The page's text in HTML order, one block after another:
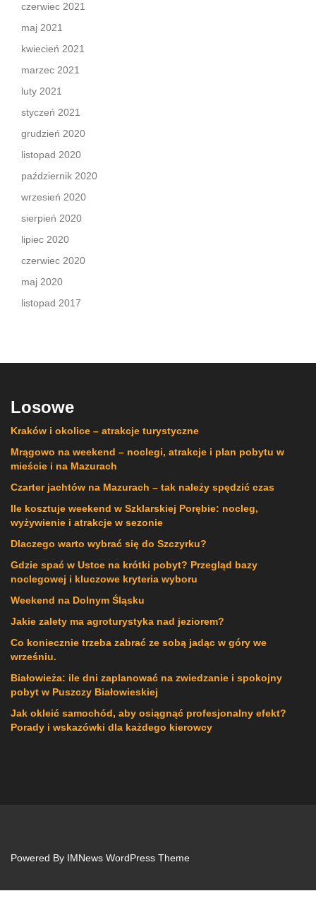
czerwiec 2021
maj 2021
kwiecień 2021
marzec 2021
luty 2021
styczeń 2021
grudzień 2020
listopad 2020
październik 2020
wrzesień 2020
sierpień 2020
lipiec 2020
czerwiec 2020
maj 2020
listopad 2017
Losowe
Kraków i okolice – atrakcje turystyczne
Mrągowo na weekend – noclegi, atrakcje i plan pobytu w
mieście i na Mazurach
Czarter jachtów na Mazurach – tak należy spędzić czas
Ile kosztuje weekend w Szklarskiej Porębie: nocleg,
wyżywienie i atrakcje w sezonie
Dlaczego warto wybrać się do Szczyrku?
Gdzie spać w Ustce na krótki pobyt? Przegląd bazy
noclegowej i kluczowe kryteria wyboru
Weekend na Dolnym Śląsku
Jakie zalety ma agroturystyka nad jeziorem?
Co koniecznie trzeba zabrać ze sobą jadąc w góry we
wrześniu.
Białowieża: ile dni zaplanować na zwiedzanie i spokojny
pobyt w Puszczy Białowieskiej
Jak okleić samochód, aby osiągnąć profesjonalny efekt?
Porady i wskazówki dla każdego kierowcy
Powered By IMNews WordPress Theme